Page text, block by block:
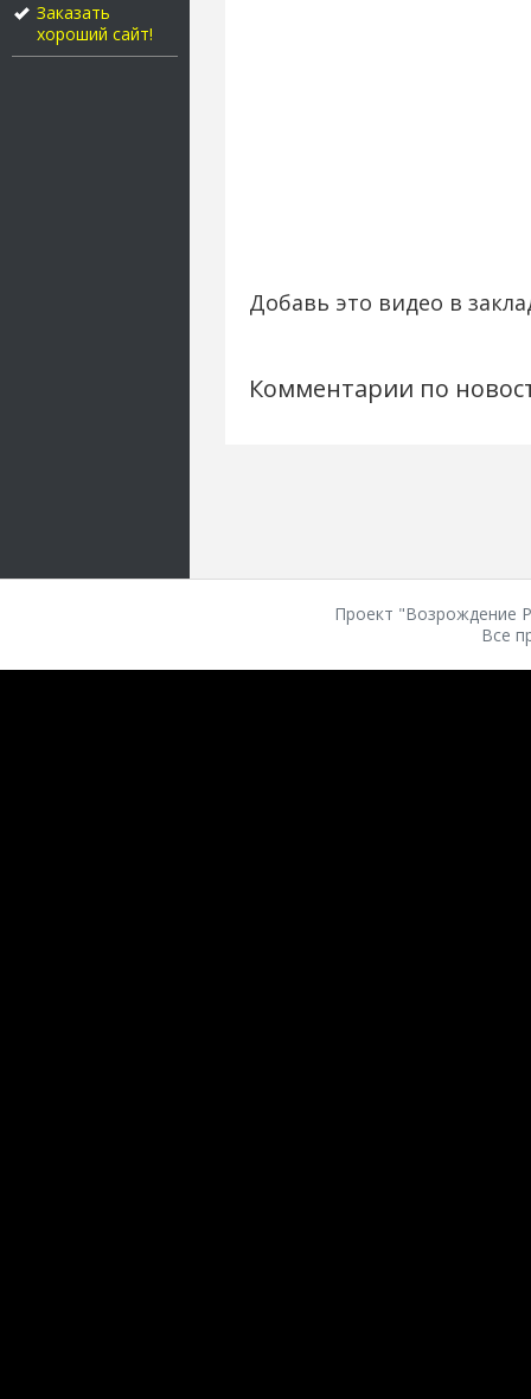
Заказать
хороший сайт!
Добавь это видео в
Комментарии по
Проект "Возрождение
Все